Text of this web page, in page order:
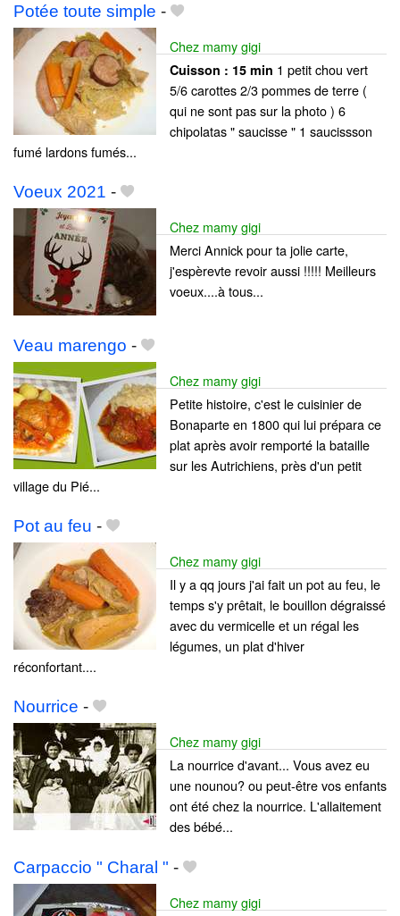
Potée toute simple -
Chez mamy gigi
Cuisson : 15 min 1 petit chou vert
5/6 carottes 2/3 pommes de terre (
qui ne sont pas sur la photo ) 6
chipolatas " saucisse " 1 saucissson
fumé lardons fumés...
Voeux 2021 -
Chez mamy gigi
Merci Annick pour ta jolie carte,
j'espèrevte revoir aussi !!!!! Meilleurs
voeux....à tous...
Veau marengo -
Chez mamy gigi
Petite histoire, c'est le cuisinier de
Bonaparte en 1800 qui lui prépara ce
plat après avoir remporté la bataille
sur les Autrichiens, près d'un petit
village du Pié...
Pot au feu -
Chez mamy gigi
Il y a qq jours j'ai fait un pot au feu, le
temps s'y prêtait, le bouillon dégraissé
avec du vermicelle et un régal les
légumes, un plat d'hiver
réconfortant....
Nourrice -
Chez mamy gigi
La nourrice d'avant... Vous avez eu
une nounou? ou peut-être vos enfants
ont été chez la nourrice. L'allaitement
des bébé...
Carpaccio " Charal " -
Chez mamy gigi